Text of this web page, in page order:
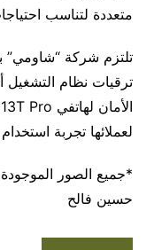
متعددة لتناسب
تلتزم شركة “شاومي”
ترقيات نظام
لعملائها تجربة
*جميع الصور
حسين فالح